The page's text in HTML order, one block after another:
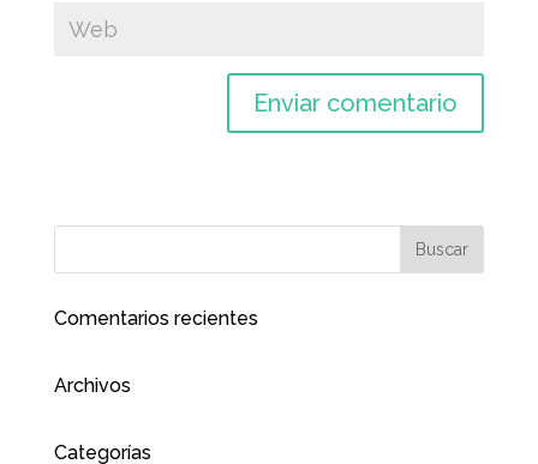
Comentarios recientes
Archivos
Categorías